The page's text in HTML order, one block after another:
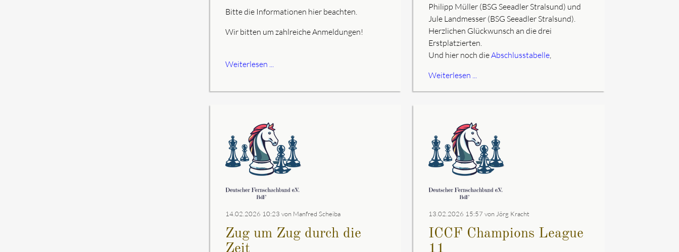
Bitte die Informationen hier beachten.
Wir bitten um zahlreiche Anmeldungen!
Weiterlesen ...
Philipp Müller (BSG Seeadler Stralsund) und
Jule Landmesser (BSG Seeadler Stralsund).
Herzlichen Glückwunsch an die drei
Erstplatzierten.
Und hier noch dieAbschlusstabelle
Weiterlesen ...
14.02.2026 10:23 von Manfred Scheiba
Zug um Zug durch die
Zeit
13.02.2026 15:57 von Jörg Kracht
ICCF Champions League
11